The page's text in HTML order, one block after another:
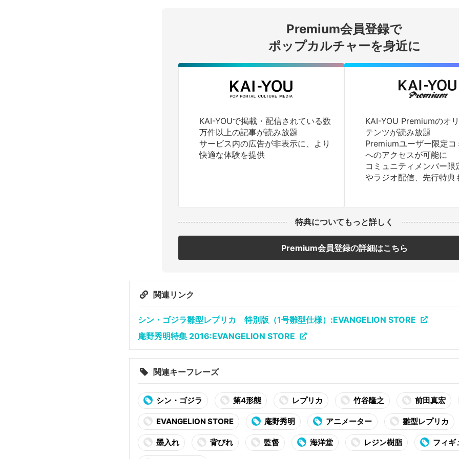
ログインする
Premium会員登録で
ポップカルチャーを身近に
KAI-YOUで掲載・配信されている数
万件以上の記事が読み放題
サービス内の広告が非表示に、より
快適な体験を提供
KAI-YOU Premiumのオ
テンツが読み放題
Premiumユーザー限定コ
へのアクセスが可能に
コミュニティメンバー限
やラジオ配信、先行特典
特典についてもっと詳しく
Premium会員登録の詳細はこちら
関連リンク
シン・ゴジラ雛型レプリカ 特別版（1号雛型仕様）:EVANGELION STORE
庵野秀明特集 2016:EVANGELION STORE
関連キーフレーズ
シン・ゴジラ 第4形態 レプリカ 竹谷隆之 前田真宏
EVANGELION STORE 庵野秀明 アニメーター 雛型レプリカ
墨入れ 背びれ 監督 海洋堂 レジン樹脂 フィギ